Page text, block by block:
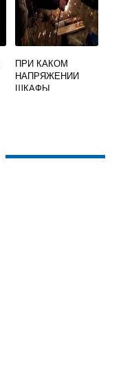
ПРИ КАКОМ
НАПРЯЖЕНИИ
ШКАФЫ
МАШИН